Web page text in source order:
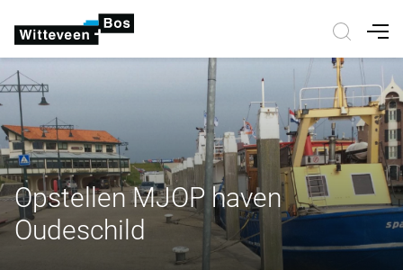
Opstellen MJOP haven
Oudeschild